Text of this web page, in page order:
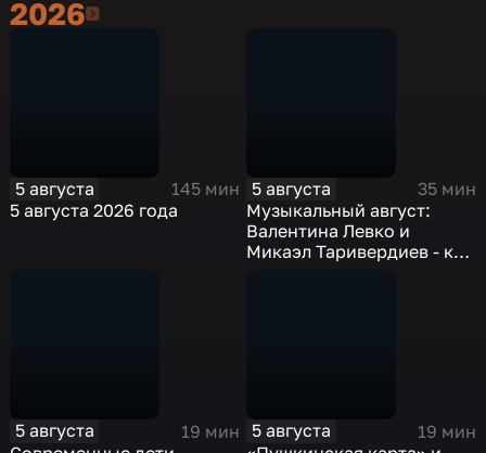
20262026
5 августа
145 мин
5 августа 2026 года
5 августа
35 мин
Музыкальный август:
Валентина Левко и
Микаэл Таривердиев - как
5 августа
19 мин
5 августа
19 мин